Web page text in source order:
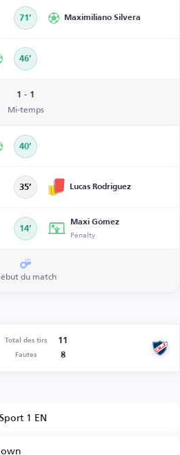
71’ Maximiliano Silvera
46’
1 - 1
Mi-temps
40’
35’ Lucas Rodriguez
14’
Maxi Gómez
Pénalty
du match
Total des tirs
11
Fautes 8
1 EN